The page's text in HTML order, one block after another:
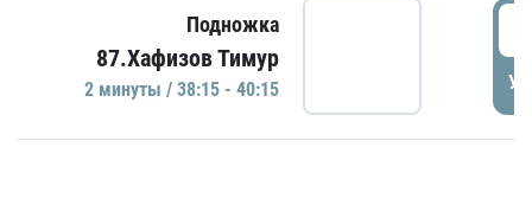
Подножка
87.Хафизов Тимур
2 минуты / 38:15 - 40:15